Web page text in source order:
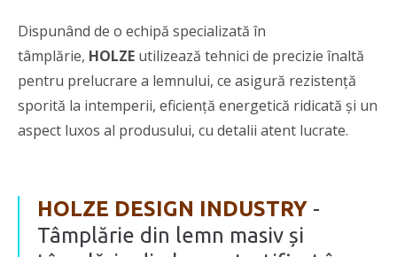
Dispunând de o echipă specializată în
tâmplărie, HOLZE utilizează tehnici de precizie înaltă
pentru prelucrare a lemnului, ce asigură rezistență
sporită la intemperii, eficiență energetică ridicată și un
aspect luxos al produsului, cu detalii atent lucrate.
HOLZE DESIGN INDUSTRY -
Tâmplărie din lemn masiv și